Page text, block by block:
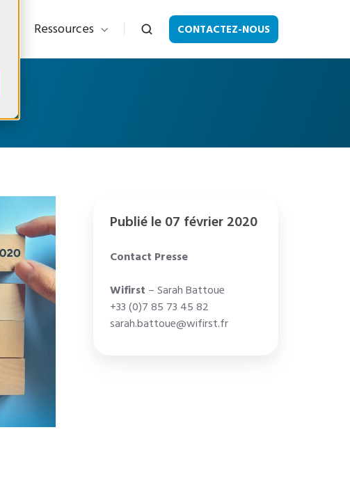
Ressources CONTACTEZ-NOUS
Publié le 07 février 2020
Contact Presse
Wifirst – Sarah Battoue
+33 (0)7 85 73 45 82
sarah.battoue@wifirst.fr